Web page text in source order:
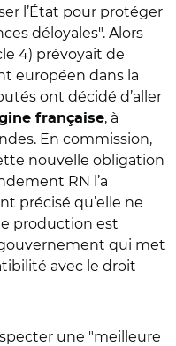
l’État pour protéger
déloyales". Alors
4) prévoyait de
européen dans la
ont décidé d’aller
française, à
En commission,
nouvelle obligation
RN l’a
précisé qu’elle ne
production est
qui met
avec le droit
une "meilleure